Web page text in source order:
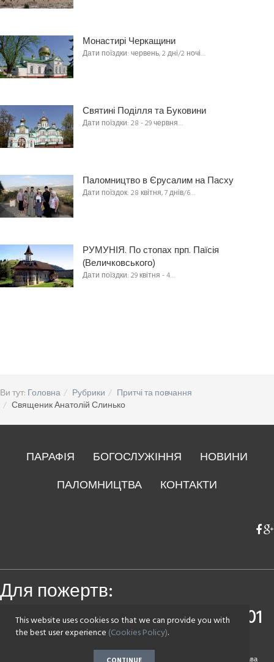
Монастирі Черкащини
Дати поїздки: червень, 2 дні/2 ночі…
Святині Поділля та Буковини
Дати поїздки: 28 - 29 червня…
Паломництво в Єрусалим на Пасху
Дати поїздок: 28 квітня, 7 днів/6…
РУМУНІЯ. По стопах прп. Паїсія
(Величковського)
Дати поїздки: 29 квітня - 4…
Ви тут: Головна Рубрики
Притчі та повчання
Священик Анатолій Слинько
ПАРАФІЯ БОГОСЛУЖІННЯ
НОВИНИ
ПАЛОМНИЦТВА
КОНТАКТИ
Для пожертв:
Приватбанк4149 4393 0083 7501
Монобанк4441 1144 2142 7590
Copyright © 2017 Парафія на честь Воскресіння Христового села Зазим'є. Всі права
This website uses cookies so that we can provide you with
the best user experience (Cookies Policy).